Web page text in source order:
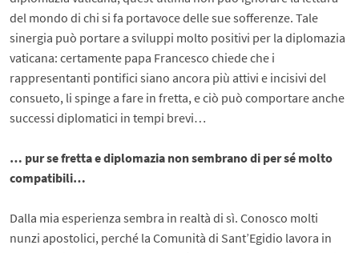
del mondo di chi si fa portavoce delle sue sofferenze. Tale
sinergia può portare a sviluppi molto positivi per la diplomazia
vaticana: certamente papa Francesco chiede che i
rappresentanti pontifici siano ancora più attivi e incisivi del
consueto, li spinge a fare in fretta, e ciò può comportare anche
successi diplomatici in tempi brevi…
… pur se fretta e diplomazia non sembrano di per sé molto
compatibili…
Dalla mia esperienza sembra in realtà di sì. Conosco molti
nunzi apostolici, perché la Comunità di Sant’Egidio lavora in